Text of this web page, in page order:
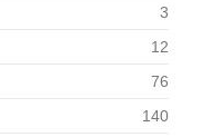
3
12
76
140